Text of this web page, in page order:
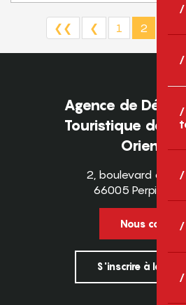
❮❮ ❮ 1 2
Agence de
Touristique des
2, boulevard des
66005 Perpignan
Nous
S'inscrire à la